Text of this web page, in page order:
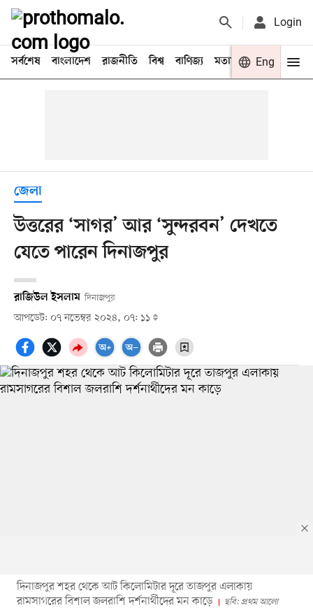
Login
সর্বশেষ বাংলাদেশ রাজনীতি বিশ্ব বাণিজ্য মতামত খেলা
Eng
জেলা
উত্তরের ‘সাগর’ আর ‘সুন্দরবন’ দেখতে
যেতে পারেন দিনাজপুর
রাজিউল ইসলাম দিনাজপুর
আপডেট: ০৭ নভেম্বর ২০২৪, ০৭: ১১
দিনাজপুর শহর থেকে আট কিলোমিটার দূরে তাজপুর এলাকায়
রামসাগরের বিশাল জলরাশি দর্শনার্থীদের মন কাড়ে
ছবি: প্রথম আলো